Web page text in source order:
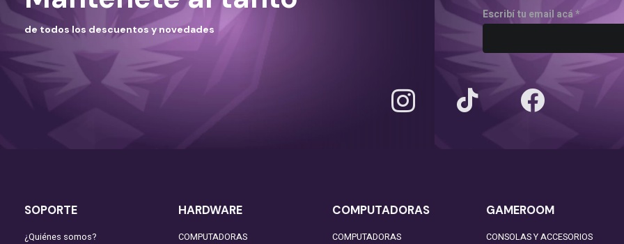
de todos los descuentos y novedades
Escribí tu email acá *
SOPORTE
¿Quiénes somos?
HARDWARE
COMPUTADORAS
COMPUTADORAS
COMPUTADORAS
GAMEROOM
CONSOLAS Y ACCESORIOS